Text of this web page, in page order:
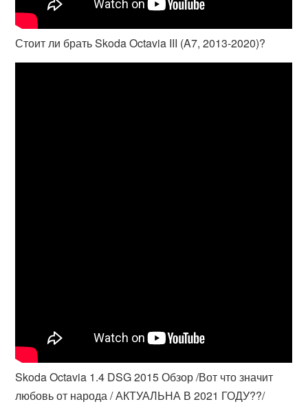
Стоит ли брать Skoda Octavia III (A7, 2013-2020)?
Skoda Octavia 1.4 DSG 2015 Обзор /Вот что значит
любовь от народа / АКТУАЛЬНА В 2021 ГОДУ??/